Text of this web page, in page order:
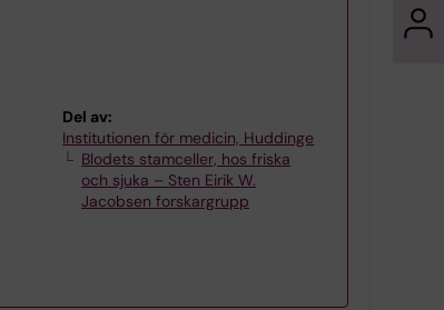
Del av:
Institutionen för medicin, Huddinge
Blodets stamceller, hos friska
och sjuka – Sten Eirik W.
Jacobsen forskargrupp